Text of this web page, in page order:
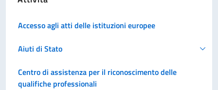
Accesso agli atti delle istituzioni europee
Aiuti di Stato
Centro di assistenza per il riconoscimento delle
qualifiche professionali